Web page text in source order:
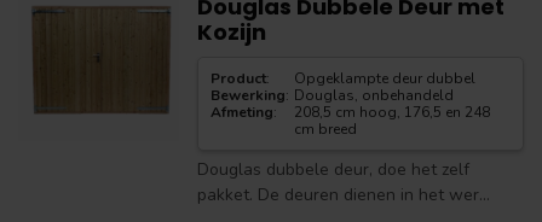
Douglas Dubbele Deur met
Kozijn
Product:
Opgeklampte deur dubbel
Bewerking: Douglas, onbehandeld
Afmeting:
208,5 cm hoog, 176,5 en 248
cm breed
Douglas dubbele deur, doe het zelf
pakket. De deuren dienen in het wer...